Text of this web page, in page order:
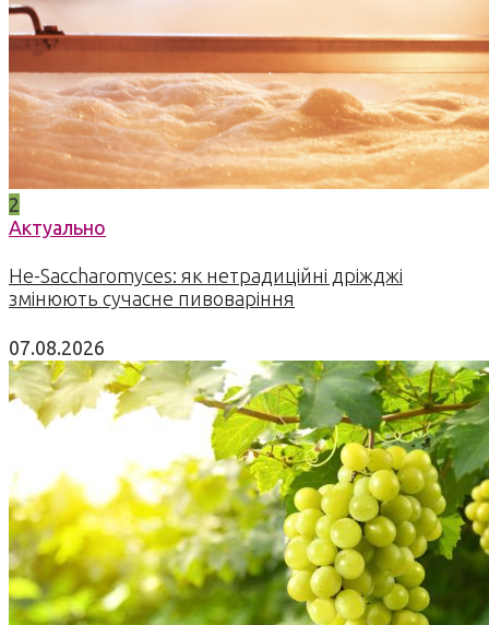
2
Актуально
Не-Saccharomyces: як нетрадиційні дріжджі
змінюють сучасне пивоваріння
07.08.2026